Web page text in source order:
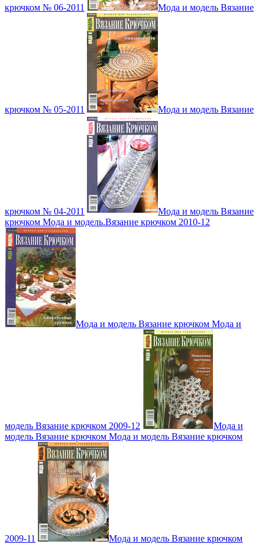
крючком № 06-2011 Мода и модель Вязание
крючком № 05-2011 Мода и модель Вязание
крючком № 04-2011
Мода и модель Вязание
крючком Мода и модель.Вязание крючком 2010-12
Мода и модель Вязание крючком Мода и
модель Вязание крючком 2009-12
Мода и
модель Вязание крючком Мода и модель Вязание крючком
2009-11 Мода и модель Вязание крючком